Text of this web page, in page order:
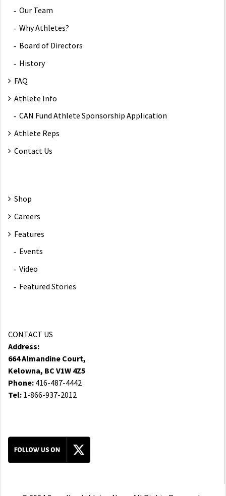
Our Team
Why Athletes?
Board of Directors
History
FAQ
Athlete Info
CAN Fund Athlete Sponsorship Application
Athlete Reps
Contact Us
Shop
Careers
Features
Events
Video
Featured Stories
CONTACT US
Address:
664 Almandine Court,
Kelowna, BC V1W 4Z5
Phone: 416-487-4442
Tel: 1-866-937-2012